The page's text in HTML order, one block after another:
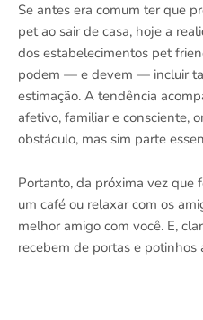
Se antes era comum ter que
pet ao sair de casa, hoje a
dos estabelecimentos pet
podem — e devem — incluir
estimação. A tendência
afetivo, familiar e consciente,
obstáculo, mas sim parte
Portanto, da próxima vez que
um café ou relaxar com os
melhor amigo com você. E,
recebem de portas e potinhos